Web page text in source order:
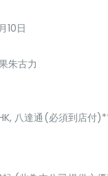
10日
朱古力
八達通(必須到店付